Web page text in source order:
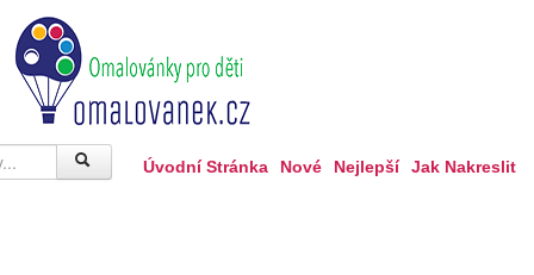
Úvodní Stránka Nové Nejlepší Jak Nakreslit